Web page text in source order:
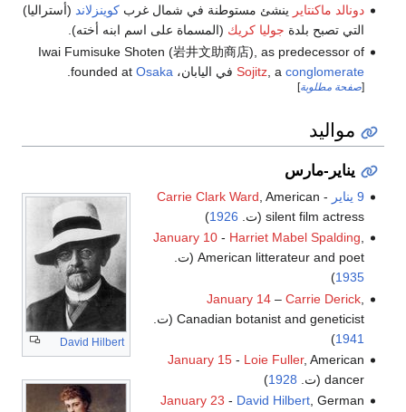
دونالد ماكنتاير ينشئ مستوطنة في شمال غربكوينزلاند (أستراليا)
التي تصبح بلدة جوليا كريك (المسماة على اسم ابنه أخته).
Iwai Fumisuke Shoten (岩井文助商店), as predecessor of
Sojitz, a conglomerate في اليابان، founded at Osaka
[صفحة مطلوبة]
مواليد
يناير-مارس
David Hilbert
9 يناير -
Carrie Clark Ward , American
silent film actress (ت.
1926
)
January 10- Harriet Mabel Spalding
American litterateur and poet (ت.
1935
)
January 14– Carrie Derick,
Canadian botanist and geneticist (ت.
1941
)
January 15- Loie Fuller, American
dancer (ت.
1928
)
January 23 - David Hilbert, German